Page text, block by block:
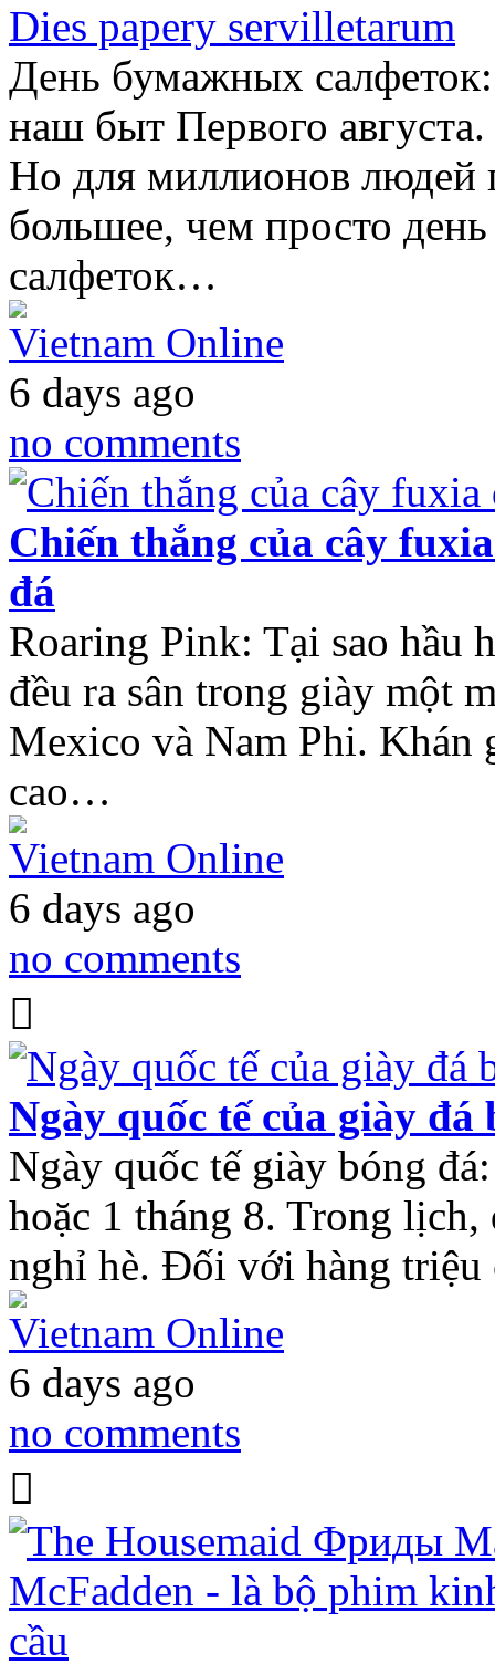
Dies papery servilletarum
День бумажных
наш быт Первого
Но для миллионов людей
большее, чем просто
салфеток…
Vietnam Online
6 days ago
no comments
Chiến thắng của cây
đá
Roaring Pink: Tại sao hầu
đều ra sân trong giày một
Mexico và Nam Phi. Khán
cao…
Vietnam Online
6 days ago
no comments
Ngày quốc tế của giày đá
Ngày quốc tế giày bóng
hoặc 1 tháng 8. Trong
nghỉ hè. Đối với hàng
Vietnam Online
6 days ago
no comments